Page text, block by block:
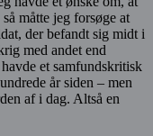
måtte jeg forsøge at
der befandt sig midt i
med andet end
et samfundskritisk
år siden – men
af i dag. Altså en